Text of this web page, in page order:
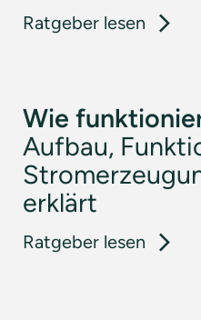
Ratgeber lesen :
Wie
Aufbau,
erklärt
Ratgeber lesen :